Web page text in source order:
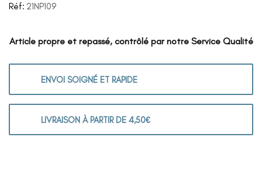
Réf: 21NP109
Article propre et repassé, contrôlé par notre Service Qualité
ENVOI SOIGNÉ ET RAPIDE
LIVRAISON À PARTIR DE 4,50€